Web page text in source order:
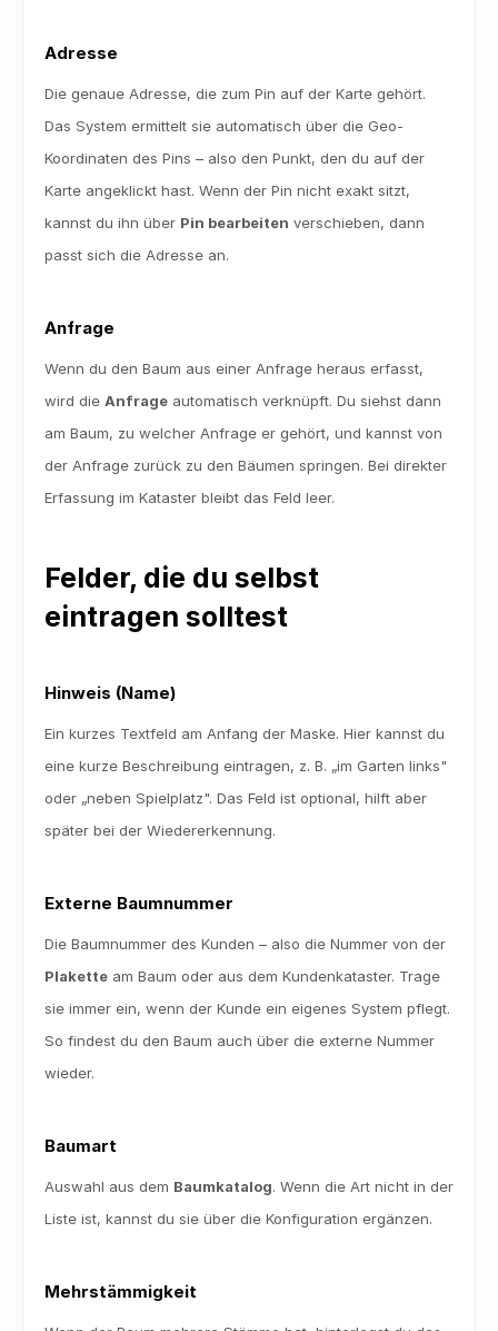
Adresse
Die genaue Adresse, die zum Pin auf der Karte gehört.
Das System ermittelt sie automatisch über die Geo-
Koordinaten des Pins – also den Punkt, den du auf der
Karte angeklickt hast. Wenn der Pin nicht exakt sitzt,
kannst du ihn über Pin bearbeiten verschieben, dann
passt sich die Adresse an.
Anfrage
Wenn du den Baum aus einer Anfrage heraus erfasst,
wird die Anfrage automatisch verknüpft. Du siehst dann
am Baum, zu welcher Anfrage er gehört, und kannst von
der Anfrage zurück zu den Bäumen springen. Bei direkter
Erfassung im Kataster bleibt das Feld leer.
Felder, die du selbst
eintragen solltest
Hinweis (Name)
Ein kurzes Textfeld am Anfang der Maske. Hier kannst du
eine kurze Beschreibung eintragen, z. B. „im Garten links"
oder „neben Spielplatz". Das Feld ist optional, hilft aber
später bei der Wiedererkennung.
Externe Baumnummer
Plakette am Baum oder aus dem Kundenkataster. Trage
sie immer ein, wenn der Kunde ein eigenes System pflegt.
So findest du den Baum auch über die externe Nummer
wieder.
Baumart
Auswahl aus dem Baumkatalog. Wenn die Art nicht in der
Liste ist, kannst du sie über die Konfiguration ergänzen.
Mehrstämmigkeit